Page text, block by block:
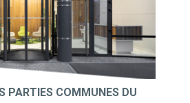
PARTIES COMMUNES DU